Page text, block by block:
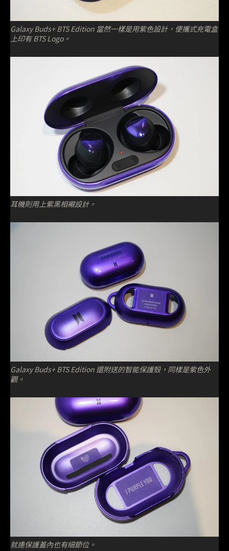
Galaxy Buds+ BTS Edition 當然一樣是用紫色設計，便攜式充電盒
上印有 BTS Logo。
耳機則用上紫黑相襯設計。
Galaxy Buds+ BTS Edition 還附送的智能保護殼，同樣是紫色外
觀。
就連保護蓋內也有細節位。